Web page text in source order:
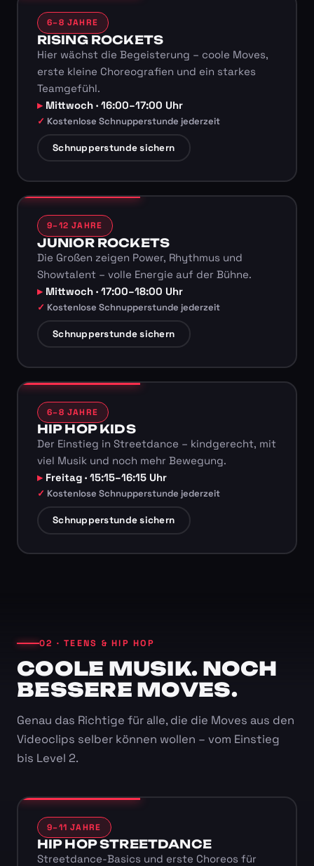
6–8 JAHRE
RISING ROCKETS
Hier wächst die Begeisterung – coole Moves,
erste kleine Choreografien und ein starkes
Teamgefühl.
Mittwoch · 16:00–17:00 Uhr
Kostenlose Schnupperstunde jederzeit
Schnupperstunde sichern
9–12 JAHRE
JUNIOR ROCKETS
Die Großen zeigen Power, Rhythmus und
Showtalent – volle Energie auf der Bühne.
Mittwoch · 17:00–18:00 Uhr
Kostenlose Schnupperstunde jederzeit
Schnupperstunde sichern
6–8 JAHRE
HIP HOP KIDS
Der Einstieg in Streetdance – kindgerecht, mit
viel Musik und noch mehr Bewegung.
Freitag · 15:15–16:15 Uhr
Kostenlose Schnupperstunde jederzeit
Schnupperstunde sichern
02 · TEENS & HIP HOP
COOLE MUSIK. NOCH
BESSERE MOVES.
Genau das Richtige für alle, die die Moves aus den
Videoclips selber können wollen – vom Einstieg
bis Level 2.
9–11 JAHRE
HIP HOP STREETDANCE
Streetdance-Basics und erste Choreos für